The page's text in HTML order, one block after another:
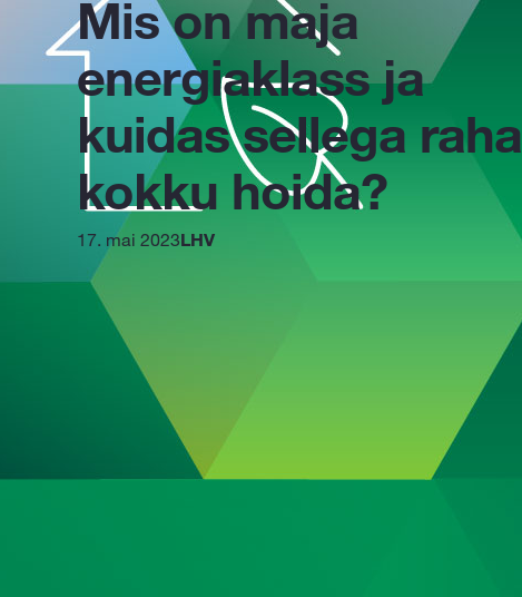
Mis on maja
energiaklass ja
kuidas sellega raha
kokku hoida?
17. mai 2023LHV